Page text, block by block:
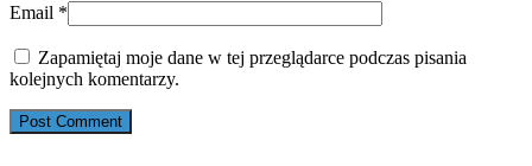
Email *
Zapamiętaj moje dane w tej przeglądarce podczas pisania
kolejnych komentarzy.